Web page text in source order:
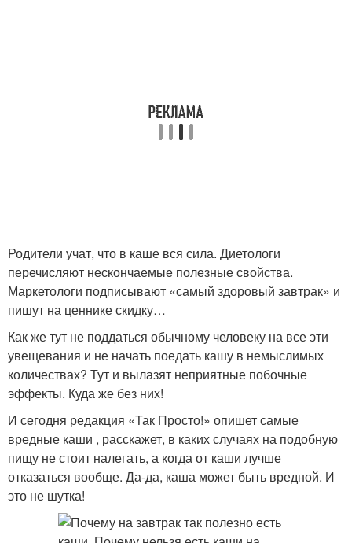
Родители учат, что в каше вся сила. Диетологи
перечисляют нескончаемые полезные свойства.
Маркетологи подписывают «самый здоровый завтрак» и
пишут на ценнике скидку…
Как же тут не поддаться обычному человеку на все эти
увещевания и не начать поедать кашу в немыслимых
количествах? Тут и вылазят неприятные побочные
эффекты. Куда же без них!
И сегодня редакция «Так Просто!» опишет самые
вредные каши , расскажет, в каких случаях на подобную
пищу не стоит налегать, а когда от каши лучше
отказаться вообще. Да-да, каша может быть вредной. И
это не шутка!